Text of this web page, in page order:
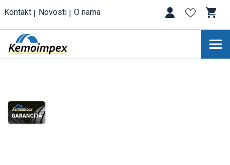
Kontakt Novosti O nama